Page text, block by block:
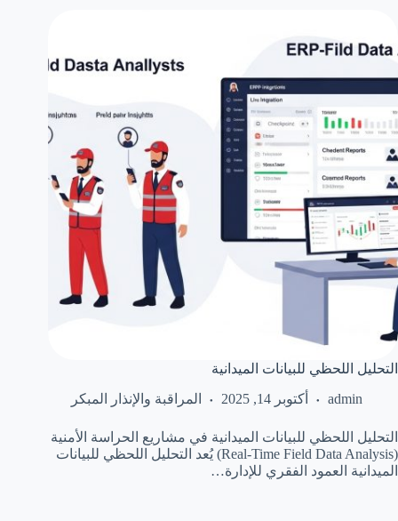
التحليل اللحظي للبيانات الميدانية
admin
أكتوبر 14, 2025 المراقبة والإنذار المبكر
التحليل اللحظي للبيانات الميدانية في مشاريع الحراسة الأمنية
(Real-Time Field Data Analysis) يُعد التحليل اللحظي للبيانات
الميدانية العمود الفقري للإدارة…